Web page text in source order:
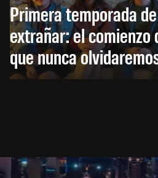
Primera temporada
extrañar: el comienzo
que nunca